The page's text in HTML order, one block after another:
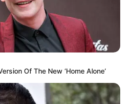
BUCARAMANGA
CARARE
LLUVIAS EN SANTANDER
SANTANDER
Of The New ‘Home Alone’